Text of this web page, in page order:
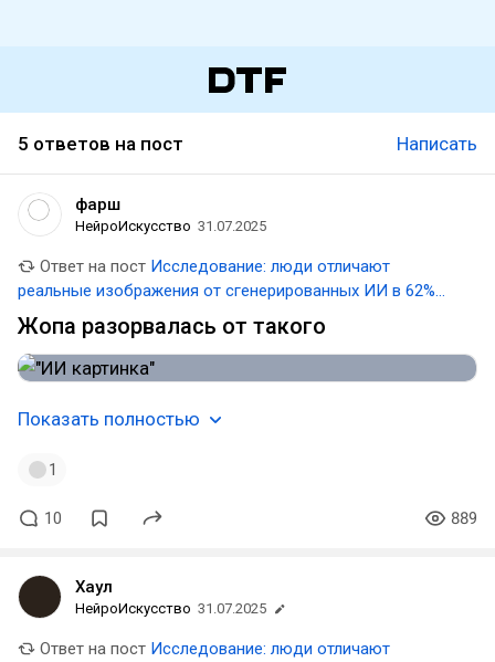
5 ответов на пост Написать
фарш
НейроИскусство 31.07.2025
Ответ на пост Исследование: люди отличают
реальные изображения от сгенерированных ИИ в 62%
случаев
Жопа разорвалась от такого
Показать полностью
1
10 889
Хаул
НейроИскусство 31.07.2025
Ответ на пост Исследование: люди отличают